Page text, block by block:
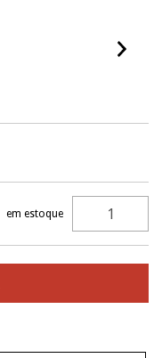
em estoque